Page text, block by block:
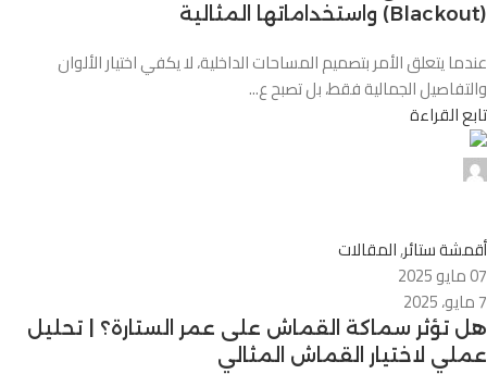
(Blackout) واستخداماتها المثالية
عندما يتعلق الأمر بتصميم المساحات الداخلية، لا يكفي اختيار الألوان
والتفاصيل الجمالية فقط، بل تصبح ع...
تابع القراءة
أقمشة ستائر,المقالات
07 مايو 2025
7 مايو، 2025
هل تؤثر سماكة القماش على عمر الستارة؟ | تحليل
عملي لاختيار القماش المثالي